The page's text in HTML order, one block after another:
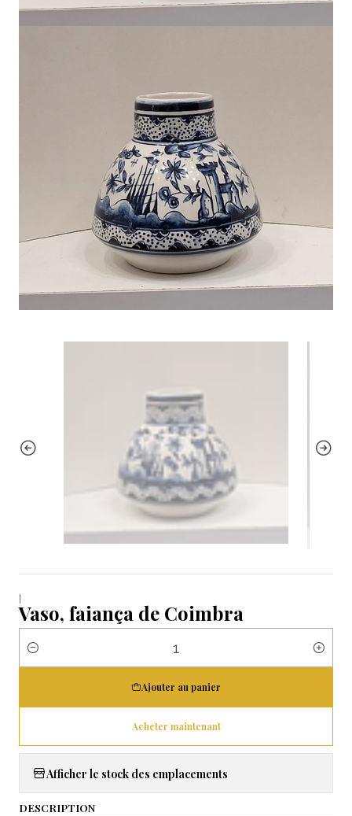
|
Vaso, faiança de Coimbra
Quantité
Ajouter au panier
Acheter maintenant
Afficher le stock des emplacements
DESCRIPTION